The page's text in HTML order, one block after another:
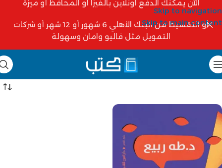
Skip to navigation
Skip to main content
الآن يمكنك الدفع أونلاين بالفيزا أو المحافظ أو ميزة
أو التقسيط من البنك الأهلي 6 شهور أو 12 شهر أو شركات
التمويل مثل فاليو وامان وسهولة